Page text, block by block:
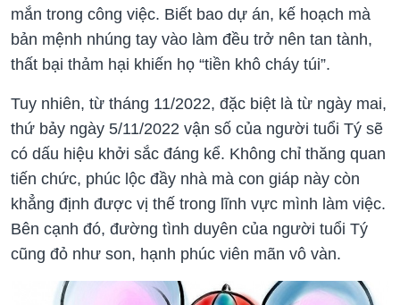
mắn trong công việc. Biết bao dự án, kế hoạch mà
bản mệnh nhúng tay vào làm đều trở nên tan tành,
thất bại thảm hại khiến họ “tiền khô cháy túi”.
Tuy nhiên, từ tháng 11/2022, đặc biệt là từ ngày mai,
thứ bảy ngày 5/11/2022 vận số của người tuổi Tý sẽ
có dấu hiệu khởi sắc đáng kể. Không chỉ thăng quan
tiến chức, phúc lộc đầy nhà mà con giáp này còn
khẳng định được vị thế trong lĩnh vực mình làm việc.
Bên cạnh đó, đường tình duyên của người tuổi Tý
cũng đỏ như son, hạnh phúc viên mãn vô vàn.